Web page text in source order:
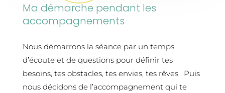
Ma démarche pendant les
accompagnements
Nous démarrons la séance par un temps
d’écoute et de questions pour définir tes
besoins, tes obstacles, tes envies, tes rêves . Puis
nous décidons de l’accompagnement qui te